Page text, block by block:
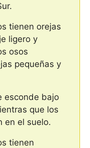
tienen orejas
ligero y
osos
pequeñas y
esconde bajo
que los
en el suelo.
tienen